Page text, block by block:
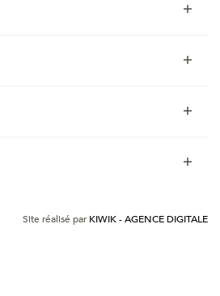
Site réalisé par KIWIK - AGENCE DIGITALE